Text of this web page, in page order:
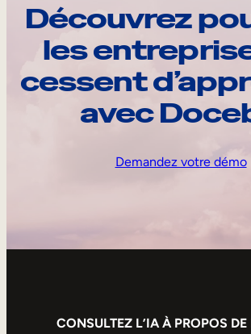
Découvrez
les
cessent
avec
Demandez votre démo
CONSULTEZ L’IA À PROPOS